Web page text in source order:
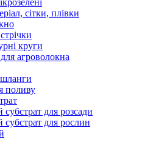
сітки, плівки
круги
агроволокна
шланги
поливу
субстрат для розсади
субстрат для рослин